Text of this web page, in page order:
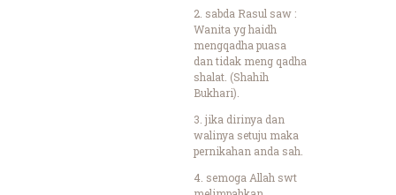
2. sabda Rasul saw :
Wanita yg haidh
mengqadha puasa
dan tidak meng qadha
shalat. (Shahih
Bukhari).
3. jika dirinya dan
walinya setuju maka
pernikahan anda sah.
4. semoga Allah swt